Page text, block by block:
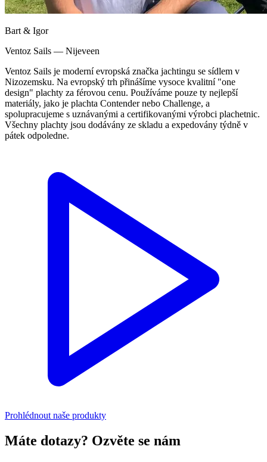
Bart & Igor
Ventoz Sails — Nijeveen
Ventoz Sails je moderní evropská značka jachtingu se sídlem v
Nizozemsku. Na evropský trh přinášíme vysoce kvalitní "one
design" plachty za férovou cenu. Používáme pouze ty nejlepší
materiály, jako je plachta Contender nebo Challenge, a
spolupracujeme s uznávanými a certifikovanými výrobci plachetnic.
Všechny plachty jsou dodávány ze skladu a expedovány týdně v
pátek odpoledne.
Prohlédnout naše produkty
Máte dotazy? Ozvěte se nám